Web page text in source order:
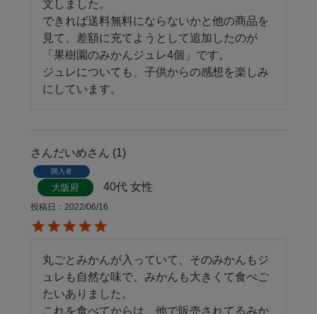
文しました。
できれば送料無料にならないかと他の商品を
見て、差額に充てようとして追加したのが
「果樹園のみかんジュレ4個」です。
ジュレについても、子供からの感想を楽しみ
さんだいめ 1
購入者
大阪府 40代 女性
投稿日 2022/06/16
丸ごとみかんが入っていて、そのみかんもジ
ュレも自然な味で、みかんも大きくて食べご
たいありました。
これを食べてからは、他で販売されてるみか